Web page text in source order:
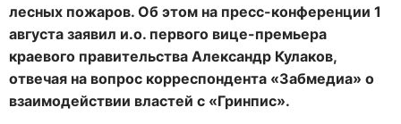
лесных пожаров. Об этом на пресс-конференции 1
августа заявил и.о. первого вице-премьера
краевого правительства Александр Кулаков,
отвечая на вопрос корреспондента «Забмедиа» о
взаимодействии властей с «Гринпис».